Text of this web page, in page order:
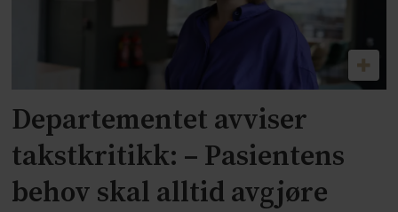
Departementet avviser
takstkritikk: – Pasientens
behov skal alltid avgjøre